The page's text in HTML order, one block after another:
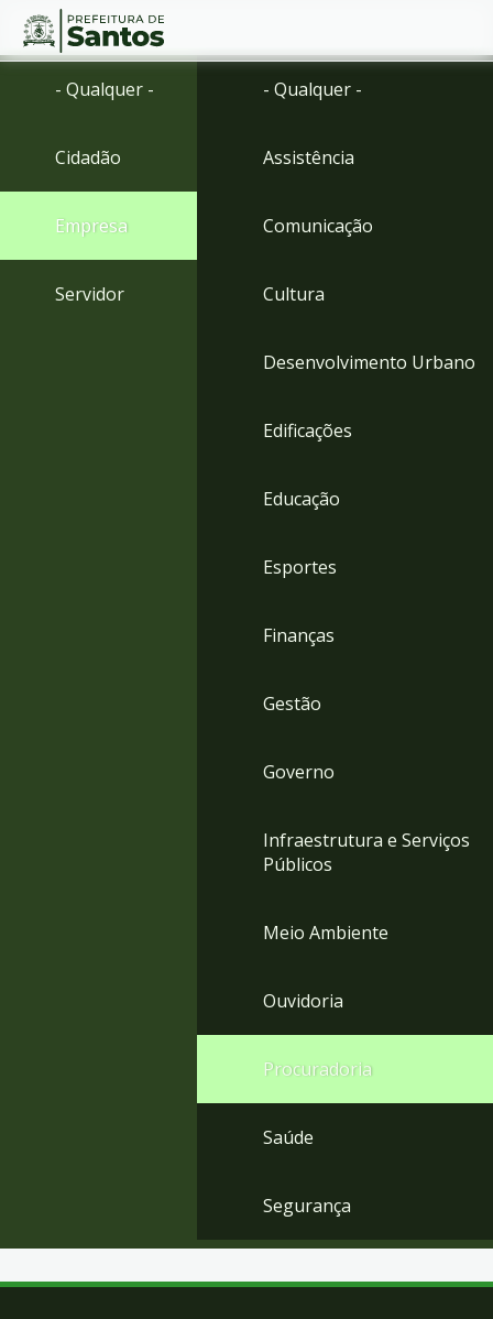
Ir
Ir
menu
Conteúdo
- Qualquer -
Cidadão
Empresa
Servidor
- Qualquer -
Assistência
Comunicação
Cultura
Desenvolvimento Urbano
Edificações
Educação
Esportes
Finanças
Gestão
Governo
Infraestrutura e Serviços
Públicos
Meio Ambiente
Ouvidoria
Procuradoria
Saúde
Segurança